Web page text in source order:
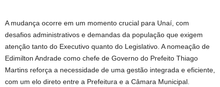
A mudança ocorre em um momento crucial para Unaí, com
desafios administrativos e demandas da população que exigem
atenção tanto do Executivo quanto do Legislativo. A nomeação de
Edimilton Andrade como chefe de Governo do Prefeito Thiago
Martins reforça a necessidade de uma gestão integrada e eficiente,
com um elo direto entre a Prefeitura e a Câmara Municipal.